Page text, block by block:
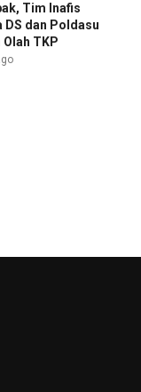
Tim Inafis
DS dan Poldasu
Olah TKP